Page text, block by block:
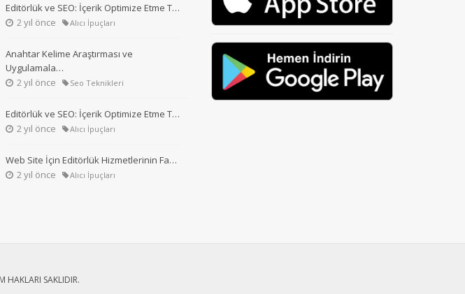
Editörlük ve SEO: İçerik Optimize Etme T…
2 yıl önce
Alıcı İpuçları
Anahtar Kelime Araştırması ve
Uygulamala…
2 yıl önce
Seo Teknikleri
Editörlük ve SEO: İçerik Optimize Etme T…
2 yıl önce
Alıcı İpuçları
Web Site İçin Editörlük Hizmetlerinin Fa…
2 yıl önce
Alıcı İpuçları
HAKLARI SAKLIDIR.